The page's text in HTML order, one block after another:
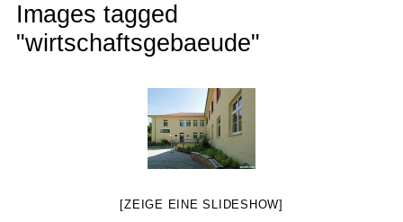
Images tagged
"wirtschaftsgebaeude"
[ZEIGE EINE SLIDESHOW]